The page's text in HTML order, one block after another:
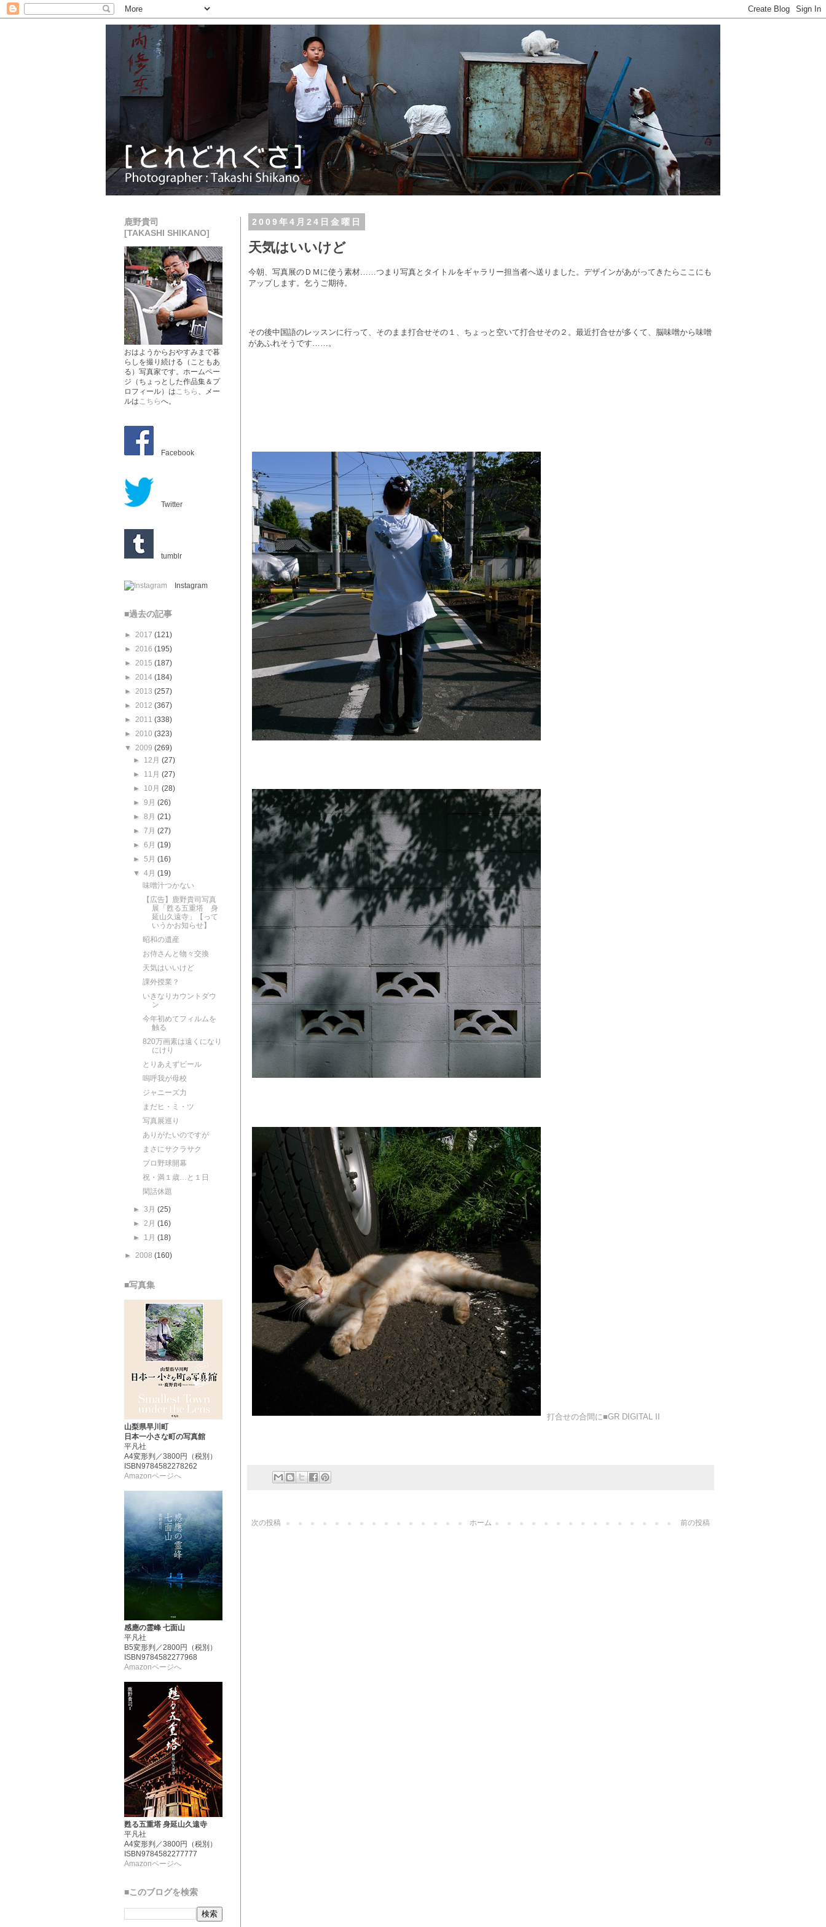
2009年4月24日金曜日
天気はいいけど
今朝、写真展のＤＭに使う素材……つまり写真とタイトルをギャラリー担当者へ送りました。デザインがあがってきたらここにも
アップします。乞うご期待。
その後中国語のレッスンに行って、そのまま打合せその１、ちょっと空いて打合せその２。最近打合せが多くて、脳味噌から味噌
があふれそうです……。
打合せの合間に■GR DIGITAL II
次の投稿 前の投稿
ホーム
鹿野貴司
[TAKASHI SHIKANO]
おはようからおやすみまで暮
らしを撮り続ける（こともあ
る）写真家です。ホームペー
ジ（ちょっとした作品集＆プ
ロフィール）はこちら 、メー
ルはこちらへ。
Facebook
Twitter
tumblr
Instagram
■過去の記事
► 2017 (121)
► 2016 (195)
► 2015 (187)
► 2014 (184)
► 2013 (257)
► 2012 (367)
► 2011 (338)
► 2010 (323)
▼ 2009 (269)
► 12月(27)
► 11月(27)
► 10月(28)
►9月(26)
►8月(21)
►7月(27)
►6月(19)
►5月(16)
▼4月(19)
味噌汁つかない
【広告】鹿野貴司写真
展「甦る五重塔 身
延山久遠寺」【って
いうかお知らせ】
昭和の遺産
お侍さんと物々交換
天気はいいけど
課外授業？
いきなりカウントダウ
ン
今年初めてフィルムを
触る
820万画素は遠くになり
にけり
とりあえずビール
嗚呼我が母校
ジャニーズ力
まだヒ・ミ・ツ
写真展巡り
ありがたいのですが
まさにサクラサク
プロ野球開幕
祝・満１歳…と１日
閑話休題
►3月(25)
►2月(16)
► 1月(18)
► 2008 (160)
■写真集
山梨県早川町
日本一小さな町の写真館
平凡社
A4変形判／3800円（税別）
ISBN9784582278262
Amazonページへ
感應の霊峰 七面山
平凡社
B5変形判／2800円（税別）
ISBN9784582277968
Amazonページへ
甦る五重塔 身延山久遠寺
平凡社
A4変形判／3800円（税別）
ISBN9784582277777
Amazonページへ
■このブログを検索